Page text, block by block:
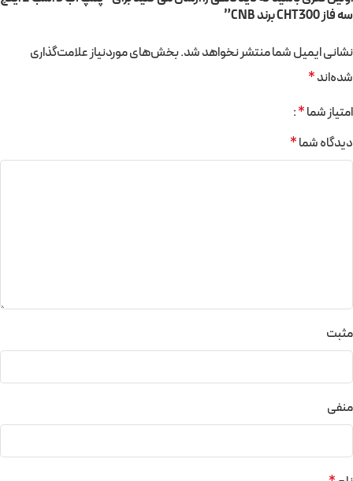
سه فاز CHT300 برند CNB”
نشانی ایمیل شما منتشر نخواهد شد.بخش‌های موردنیاز علامت‌گذاری
شده‌اند*
امتیاز شما*
دیدگاه شما*
مثبت
منفی